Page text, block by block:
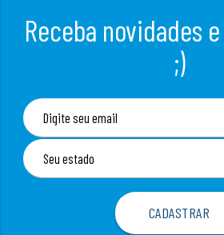
Receba novidades
;)